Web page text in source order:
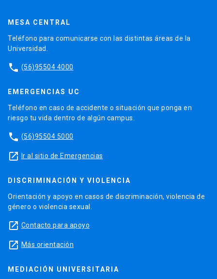
MESA CENTRAL
Teléfono para comunicarse con las distintas áreas de la
Universidad.
phone (56)95504 4000
EMERGENCIAS UC
Teléfono en caso de accidente o situación que ponga en
riesgo tu vida dentro de algún campus.
phone (56)95504 5000
launch Ir al sitio de Emergencias
DISCRIMINACIÓN Y VIOLENCIA
Orientación y apoyo en casos de discriminación, violencia de
género o violencia sexual.
launch Contacto para apoyo
launch Más orientación
MEDIACIÓN UNIVERSITARIA